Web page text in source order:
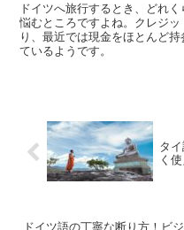
ドイツへ旅行するとき、どれ
悩むところですよね。クレジ
り、最近では現金をほとんど
ているようです。
タ
く
ドイツ語の丁寧な断り方！ビ